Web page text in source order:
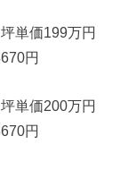
価199万円
円
価200万円
円